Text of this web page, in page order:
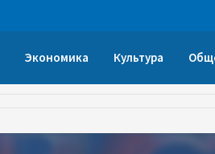
Экономика Культура